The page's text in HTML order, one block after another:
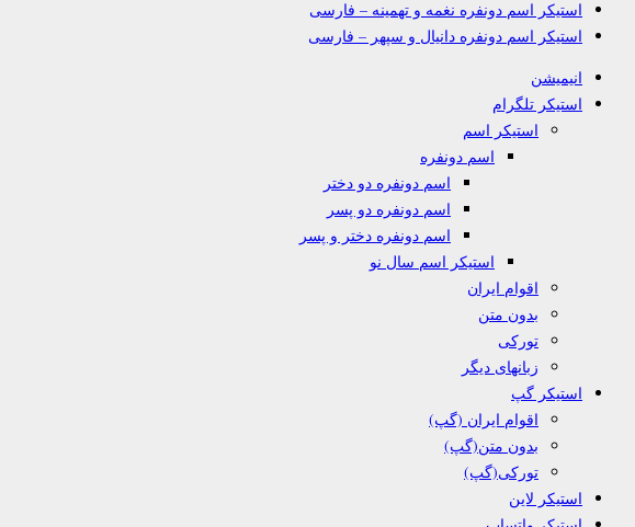
استیکر اسم دونفره نغمه و تهمینه – فارسی
استیکر اسم دونفره دانیال و سپهر – فارسی
انیمیشن
استیکر تلگرام
استیکر اسم
اسم دونفره
اسم دونفره دو دختر
اسم دونفره دو پسر
اسم دونفره دختر و پسر
استیکر اسم سال نو
اقوام ایران
بدون متن
تورکی
زبانهای دیگر
استیکر گپ
اقوام ایران (گپ)
بدون متن(گپ)
تورکی(گپ)
استیکر لاین